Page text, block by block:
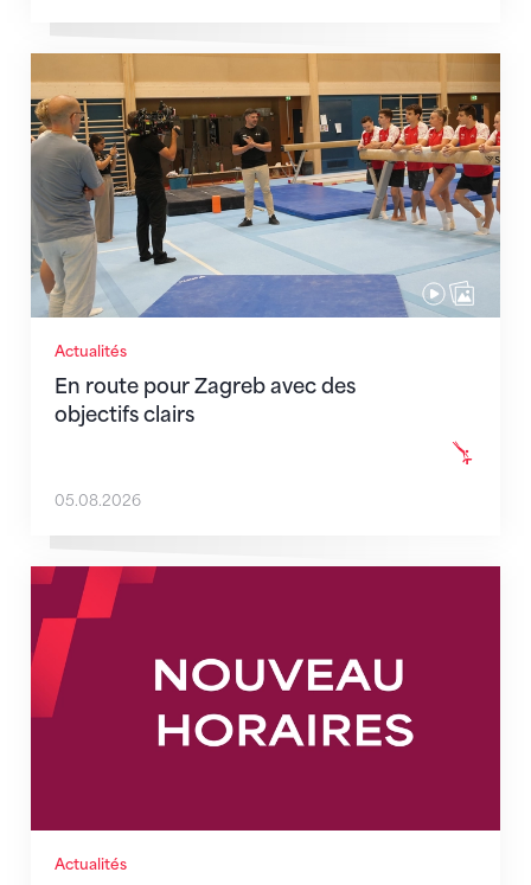
Actualités
En route pour Zagreb avec des
objectifs clairs
En route pour Zagreb avec des objectifs clairs
05.08.2026
Actualités
Nouveaux horaires du secrétariat dès le 1er août